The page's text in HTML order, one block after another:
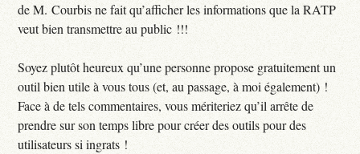
de M. Courbis ne fait qu’afficher les informations que la RATP
veut bien transmettre au public !!!
Soyez plutôt heureux qu’une personne propose gratuitement un
outil bien utile à vous tous (et, au passage, à moi également) !
Face à de tels commentaires, vous mériteriez qu’il arrête de
prendre sur son temps libre pour créer des outils pour des
utilisateurs si ingrats !